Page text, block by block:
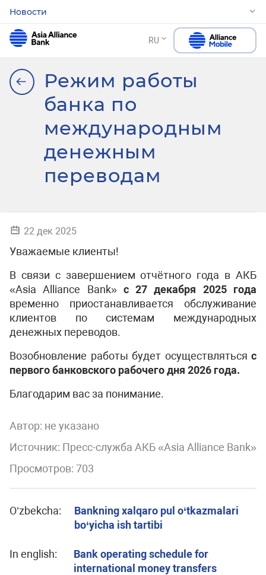
Новости
RU
Режим работы
банка по
международным
денежным
переводам
22 дек 2025
Уважаемые клиенты!
В связи с завершением отчётного года в АКБ
«Asia Alliance Bank» с 27 декабря 2025 года
временно приостанавливается обслуживание
клиентов по системам международных
денежных переводов.
Возобновление работы будет осуществляться c
первого банковского рабочего дня 2026 года.
Благодарим вас за понимание.
Автор: не указано
Источник: Пресс-служба АКБ «Asia Alliance Bank»
Просмотров: 703
O’zbekcha:
Bankning xalqaro pul o‘tkazmalari
bo‘yicha ish tartibi
In english:
Bank operating schedule for
international money transfers